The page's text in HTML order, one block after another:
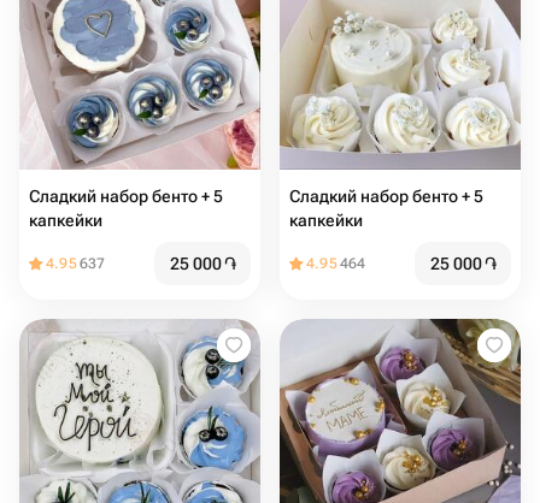
Сладкий набор бенто + 5
капкейки
4.95637 25 000֏
Сладкий набор бенто + 5
капкейки
4.95464 25 000֏